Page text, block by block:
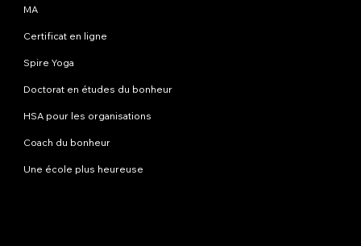
MA
Certificat en ligne
Spire Yoga
Doctorat en études du bonheur
HSA pour les organisations
Coach du bonheur
Une école plus heureuse